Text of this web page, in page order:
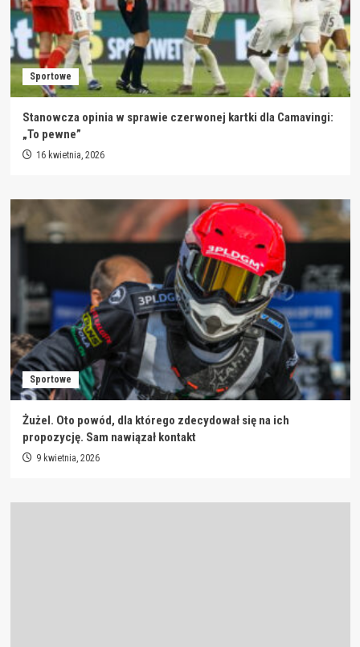
Sportowe
Stanowcza opinia w sprawie czerwonej kartki dla Camavingi:
„To pewne”
16 kwietnia, 2026
Sportowe
Żużel. Oto powód, dla którego zdecydował się na ich
propozycję. Sam nawiązał kontakt
9 kwietnia, 2026